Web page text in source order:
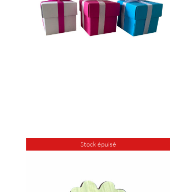
Stock épuisé